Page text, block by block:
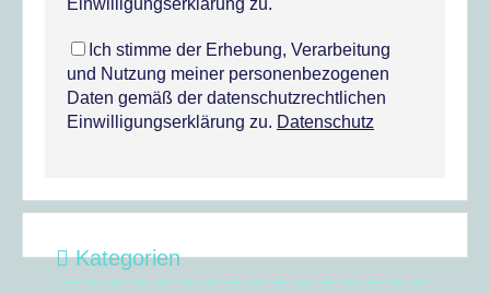
Einwilligungserklärung zu.
Ich stimme der Erhebung, Verarbeitung
und Nutzung meiner personenbezogenen
Daten gemäß der datenschutzrechtlichen
Einwilligungserklärung zu. Datenschutz
Kategorien